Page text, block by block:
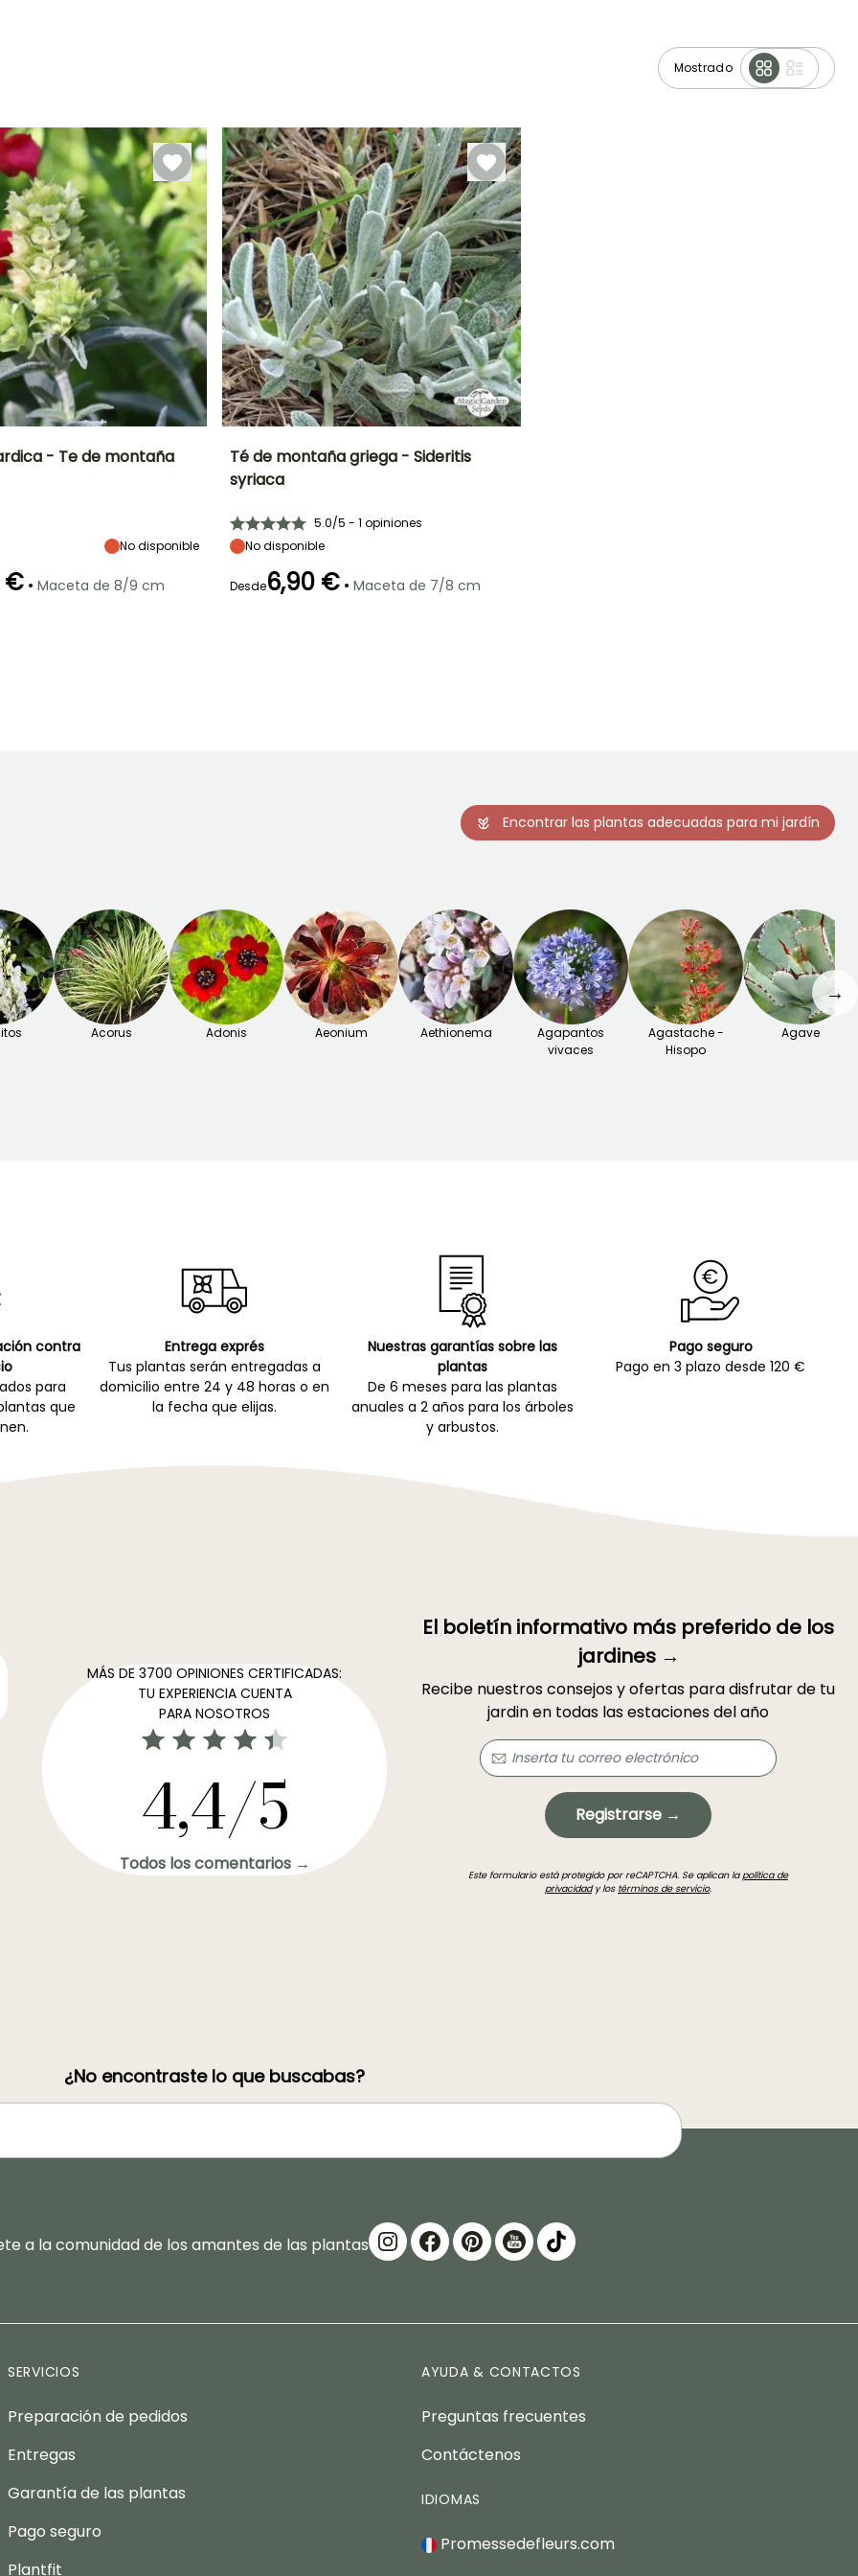
Mostrado
- Te de montaña
No disponible
€ • Maceta de 8/9 cm
15 cm 35 cm
Té de montaña griega - Sideritis
syriaca
5.0/5 - 1 opiniones
No disponible
Desde6,90 € • Maceta de 7/8 cm
Encontrar las plantas adecuadas para mi jardín
Acorus Adonis Aeonium Aethionema
Agapantos
vivaces
Agastache -
Hisopo
Agave
→
contra
para
que
Entrega exprés
Tus plantas serán entregadas a
domicilio entre 24 y 48 horas o en
la fecha que elijas.
Nuestras garantías sobre las
plantas
De 6 meses para las plantas
anuales a 2 años para los árboles
y arbustos.
Pago seguro
Pago en 3 plazo desde 120 €
MÁS DE 3700 OPINIONES CERTIFICADAS:
TU EXPERIENCIA CUENTA
PARA NOSOTROS
4,4/5
Todos los comentarios →
El boletín informativo más preferido de los
jardines →
Recibe nuestros consejos y ofertas para disfrutar de tu
jardin en todas las estaciones del año
Registrarse →
Este formulario está protegido por reCAPTCHA. Se aplican lapolítica de
privacidady los términos de servicio.
¿No encontraste lo que buscabas?
a la comunidad de los amantes de las plantas
SERVICIOS
Preparación de pedidos
Entregas
Garantía de las plantas
Pago seguro
Plantfit
AYUDA & CONTACTOS
Preguntas frecuentes
Contáctenos
IDIOMAS
Promessedefleurs.com